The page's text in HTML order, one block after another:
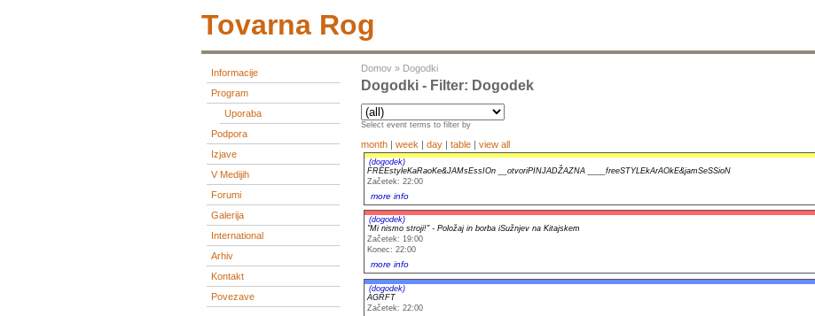
Tovarna Rog
Informacije
Program
Uporaba
Podpora
Izjave
V Medijih
Forumi
Galerija
International
Arhiv
Kontakt
Povezave
Domov » Dogodki
Dogodki - Filter: Dogodek
Select event terms to filter by
month | week | day | table | view all
(dogodek)
FREEstyleKaRaoKe&JAMsEssIOn __otvoriPINJADŽAZNA ____freeSTYLEkArAOkE&jamSeSSioN
Začetek: 22:00
more info
(dogodek)
"Mi nismo stroji!" - Položaj in borba iSužnjev na Kitajskem
Začetek: 19:00
Konec: 22:00
more info
(dogodek)
AGRFT
Začetek: 22:00